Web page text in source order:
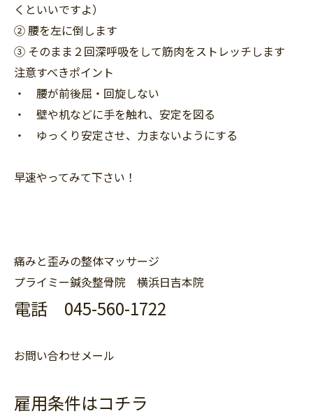
くといいですよ）
② 腰を左に倒します
③ そのまま２回深呼吸をして筋肉をストレッチします
注意すべきポイント
・ 腰が前後屈・回旋しない
・ 壁や机などに手を触れ、安定を図る
・ ゆっくり安定させ、力まないようにする
早速やってみて下さい！
痛みと歪みの整体マッサージ
プライミー鍼灸整骨院 横浜日吉本院
電話 045-560-1722
お問い合わせメール
雇用条件はコチラ